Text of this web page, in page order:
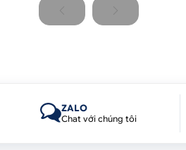
ZALO
Chat với chúng tôi